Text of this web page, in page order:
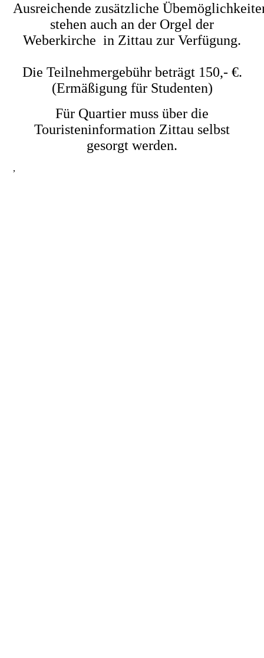
Ausreichende zusätzliche
stehen auch an der Orgel der
Weberkirche in Zittau zur Verfügung.
Die Teilnehmergebühr beträgt 150,- €.
(Ermäßigung für Studenten)
Für Quartier muss über die
Touristeninformation Zittau selbst
gesorgt werden.
,